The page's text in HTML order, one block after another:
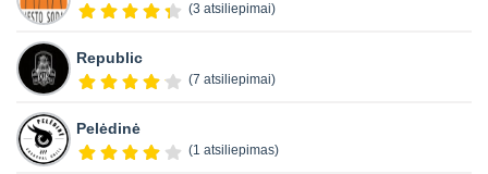
(3 atsiliepimai)
Republic
(7 atsiliepimai)
Pelėdinė
(1 atsiliepimas)